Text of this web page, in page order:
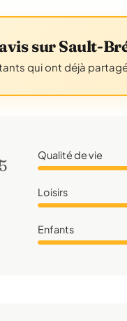
sur Sault-
qui ont déjà
Qualité de vie
Loisirs
Enfants